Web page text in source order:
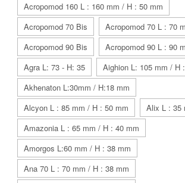
Acropomod 160 L : 160 mm / H : 50 mm
Acropomod 70 Bis
Acropomod 70 L : 70
Acropomod 90 Bis
Acropomod 90 L : 90
Agra L: 73 - H: 35
Aighion L: 105 mm / H
Akhenaton L:30mm / H:18 mm
Alcyon L : 85 mm / H : 50 mm
Alix L : 35
Amazonia L : 65 mm / H : 40 mm
Amorgos L:60 mm / H : 38 mm
Ana 70 L : 70 mm / H : 38 mm